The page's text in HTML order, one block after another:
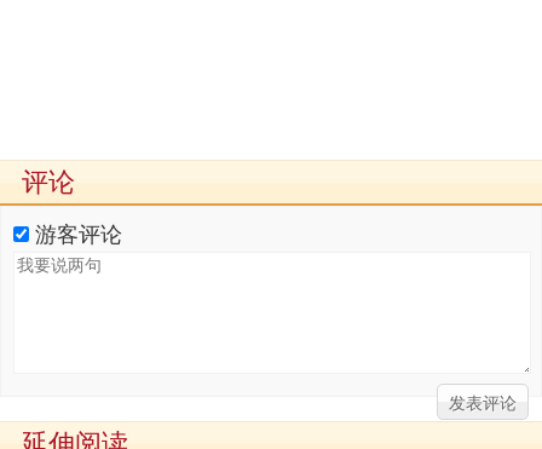
评论
游客评论
延伸阅读